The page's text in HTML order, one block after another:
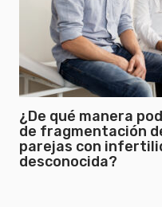
¿De qué manera
de fragmentación
parejas con
desconocida?